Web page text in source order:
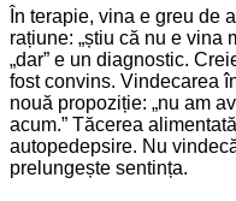
În terapie, vina e greu de
rațiune: „știu că nu e vina
„dar” e un diagnostic.
fost convins. Vindecarea
nouă propoziție: „nu am
acum.” Tăcerea
autopedepsire. Nu
prelungește sentința.